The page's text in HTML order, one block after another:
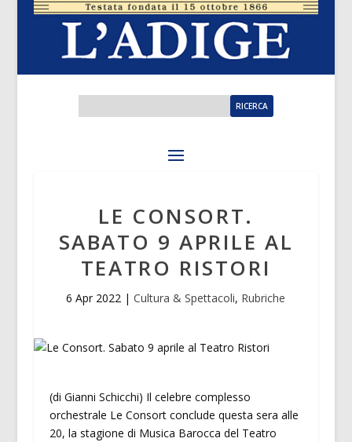
LE CONSORT.
SABATO 9 APRILE AL
TEATRO RISTORI
6 Apr 2022 |Cultura & Spettacoli, Rubriche
(di Gianni Schicchi) Il celebre complesso
orchestrale Le Consort conclude questa sera alle
20, la stagione di Musica Barocca del Teatro